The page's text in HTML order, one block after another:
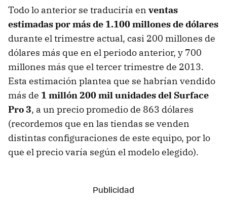
Todo lo anterior se traduciría en ventas
estimadas por más de 1.100 millones de dólares
durante el trimestre actual, casi 200 millones de
dólares más que en el periodo anterior, y 700
millones más que el tercer trimestre de 2013.
Esta estimación plantea que se habrían vendido
más de 1 millón 200 mil unidades del Surface
Pro 3, a un precio promedio de 863 dólares
(recordemos que en las tiendas se venden
distintas configuraciones de este equipo, por lo
que el precio varía según el modelo elegido).